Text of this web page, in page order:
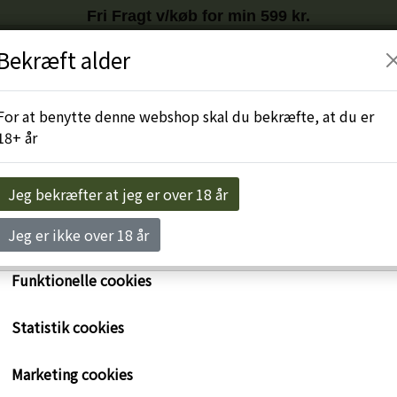
Fri Fragt v/køb for min 599 kr.
Tilmeld nyhedsbrev
Bourgogne Vosne
egne cookies og cookies fra tredjeparter til at
til markedsføring og til at undersøge, hvordan vores
anvendes af besøgende. Du kan altid tilbagekalde dit
på linket 'Cookies' nederst på siden.
om cookies her
Nødvendige cookies
Funktionelle cookies
Statistik cookies
Marketing cookies
alder
at benytte denne webshop skal du bekræfte, at du er
år
Jeg bekræfter at jeg er over 18 år
Jeg er ikke over 18 år